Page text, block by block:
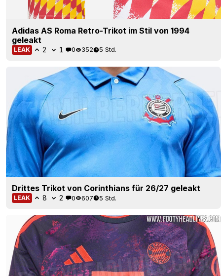
Adidas AS Roma Retro-Trikot im Stil von 1994
geleakt
LEAK 2 1 0 352 5 Std.
Drittes Trikot von Corinthians für 26/27 geleakt
LEAK 8 2 0 607 5 Std.